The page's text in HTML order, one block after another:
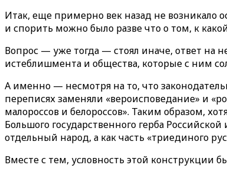
Итак, еще примерно век назад не возникало
и спорить можно было разве что о том, к
Вопрос — уже тогда — стоял иначе, ответ на
истеблишмента и общества, которые с ним
А именно — несмотря на то, что
переписях заменяли «вероисповедание» и
малороссов и белороссов». Таким образом,
Большого государственного герба
отдельный народ, а как часть «триединого
Вместе с тем, условность этой конструкции